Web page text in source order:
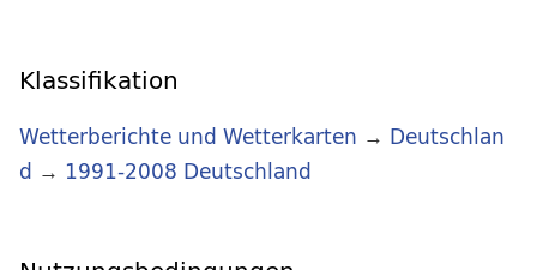
Klassifikation
Wetterberichte und Wetterkarten → Deutschlan
d → 1991-2008 Deutschland